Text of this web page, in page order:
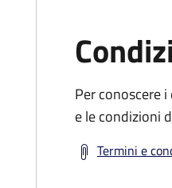
Per conoscere
e le condizioni
Termini e